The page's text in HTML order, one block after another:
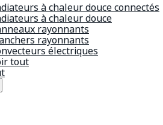
à chaleur douce connectés
à chaleur douce
rayonnants
rayonnants
électriques
tout